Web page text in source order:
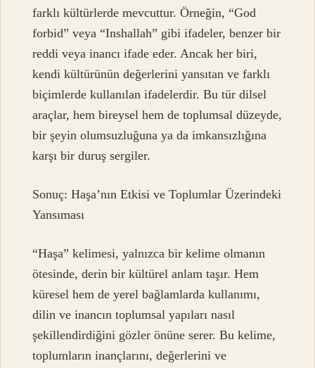
farklı kültürlerde mevcuttur. Örneğin, “God
forbid” veya “Inshallah” gibi ifadeler, benzer bir
reddi veya inancı ifade eder. Ancak her biri,
kendi kültürünün değerlerini yansıtan ve farklı
biçimlerde kullanılan ifadelerdir. Bu tür dilsel
araçlar, hem bireysel hem de toplumsal düzeyde,
bir şeyin olumsuzluğuna ya da imkansızlığına
karşı bir duruş sergiler.
Sonuç: Haşa’nın Etkisi ve Toplumlar Üzerindeki
Yansıması
“Haşa” kelimesi, yalnızca bir kelime olmanın
ötesinde, derin bir kültürel anlam taşır. Hem
küresel hem de yerel bağlamlarda kullanımı,
dilin ve inancın toplumsal yapıları nasıl
şekillendirdiğini gözler önüne serer. Bu kelime,
toplumların inançlarını, değerlerini ve